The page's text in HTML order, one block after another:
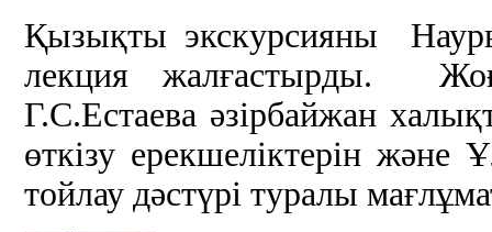
Қызықты экскурсияны
лекция жалғастырды.
Г.С.Естаева әзірбайжан
өткізу ерекшеліктерін
тойлау дәстүрі туралы